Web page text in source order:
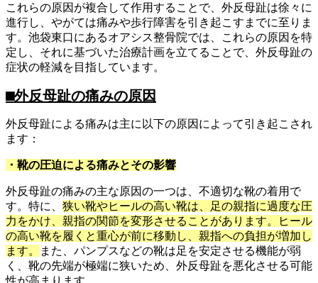
これらの原因が複合して作用することで、外反母趾は徐々に
進行し、やがては痛みや歩行障害を引き起こすまでに至りま
す。池袋東口にあるオアシス整骨院では、これらの原因を特
定し、それに基づいた治療計画を立てることで、外反母趾の
症状の軽減を目指しています。
⬛︎外反母趾の痛みの原因
外反母趾による痛みは主に以下の原因によって引き起こされ
ます：
・靴の圧迫による痛みとその影響
外反母趾の痛みの主な原因の一つは、不適切な靴の着用で
す。特に、 狭い靴やヒールの高い靴は、足の親指に過度な圧
力をかけ、親指の関節を変形させることがあります。ヒール
の高い靴を履くと重心が前に移動し、親指への負担が増加し
ます。
また、パンプスなどの靴は足を安定させる機能が弱
く、靴の先端が極端に狭いため、外反母趾を悪化させる可能
性が高まります。